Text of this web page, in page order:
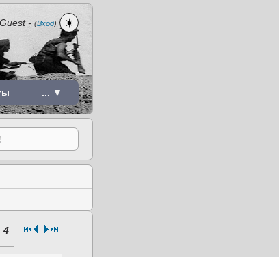
Guest- (Вход) ☀️
... ▼
4